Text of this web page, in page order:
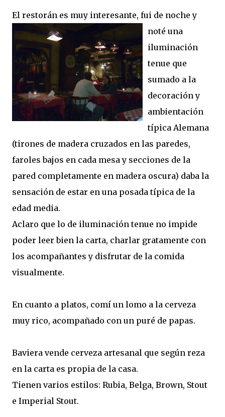
El restorán es muy interesante, fui de noche y
noté una
iluminación
tenue que
sumado a la
decoración y
ambientación
típica Alemana
(tirones de madera cruzados en las paredes,
faroles bajos en cada mesa y secciones de la
pared completamente en madera oscura) daba la
sensación de estar en una posada típica de la
edad media.
Aclaro que lo de iluminación tenue no impide
poder leer bien la carta, charlar gratamente con
los acompañantes y disfrutar de la comida
visualmente.
En cuanto a platos, comí un lomo a la cerveza
muy rico, acompañado con un puré de papas.
Baviera vende cerveza artesanal que según reza
en la carta es propia de la casa.
Tienen varios estilos: Rubia, Belga, Brown, Stout
e Imperial Stout.